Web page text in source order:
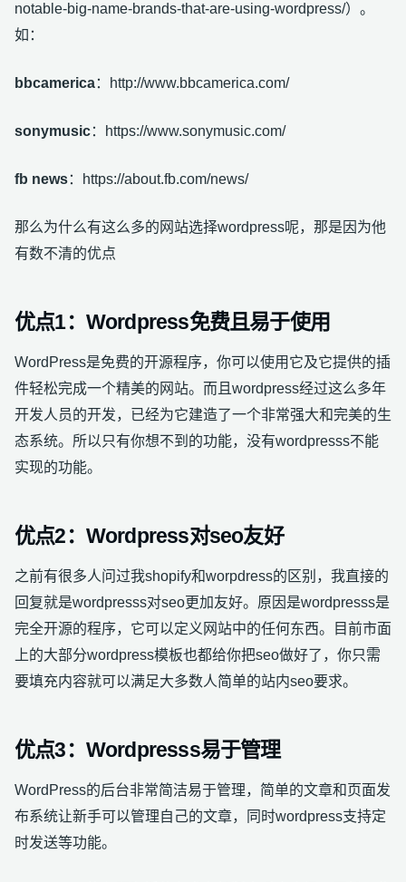
notable-big-name-brands-that-are-using-wordpress/）。
如：
bbcamerica：http://www.bbcamerica.com/
sonymusic：https://www.sonymusic.com/
fb news：https://about.fb.com/news/
那么为什么有这么多的网站选择wordpress呢，那是因为他
有数不清的优点
优点1：Wordpress免费且易于使用
WordPress是免费的开源程序，你可以使用它及它提供的插
件轻松完成一个精美的网站。而且wordpress经过这么多年
开发人员的开发，已经为它建造了一个非常强大和完美的生
态系统。所以只有你想不到的功能，没有wordpresss不能
实现的功能。
优点2：Wordpress对seo友好
之前有很多人问过我shopify和worpdress的区别，我直接的
回复就是wordpresss对seo更加友好。原因是wordpresss是
完全开源的程序，它可以定义网站中的任何东西。目前市面
上的大部分wordpress模板也都给你把seo做好了，你只需
要填充内容就可以满足大多数人简单的站内seo要求。
优点3：Wordpresss易于管理
WordPress的后台非常简洁易于管理，简单的文章和页面发
布系统让新手可以管理自己的文章，同时wordpress支持定
时发送等功能。